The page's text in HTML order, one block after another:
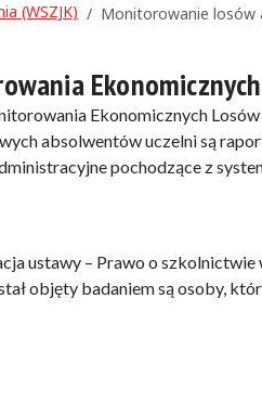
(WSZJK)
Monitorowanie losów
Ekonomicznych
absolwentów uczelni są
pochodzące z
ustawy – Prawo o szkolnictwie
objęty badaniem są osoby,